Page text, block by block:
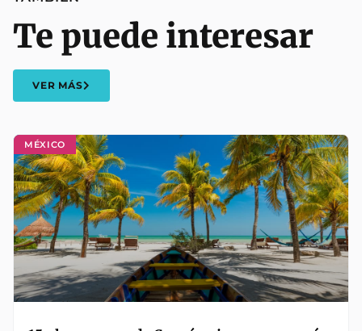
MÉXICO
Te puede interesar
VER MÁS